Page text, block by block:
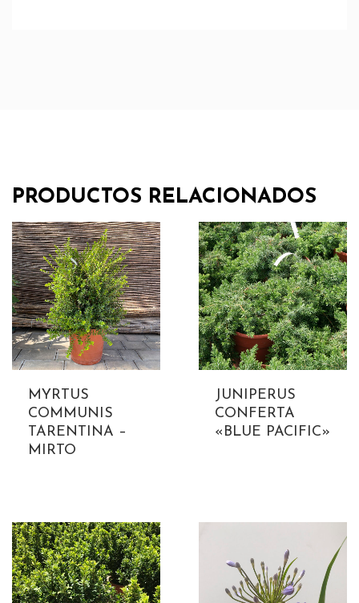
PRODUCTOS RELACIONADOS
MYRTUS
COMMUNIS
TARENTINA –
MIRTO
JUNIPERUS
CONFERTA
«BLUE PACIFIC»